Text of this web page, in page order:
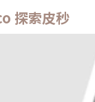
探索皮秒